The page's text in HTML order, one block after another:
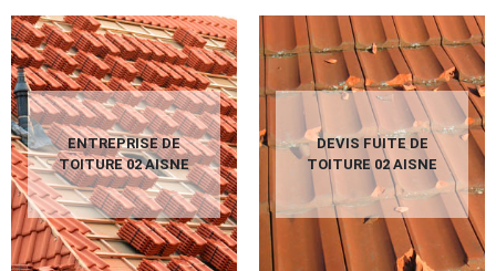
ENTREPRISE DE
TOITURE 02 AISNE
DEVIS FUITE DE
TOITURE 02 AISNE